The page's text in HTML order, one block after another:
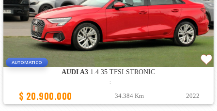
AUTOMATICO
AUDI A3 1.4 35 TFSI STRONIC
:
$ 20.900.000 34.384 Km 2022